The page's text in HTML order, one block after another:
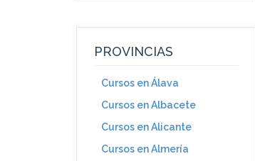
PROVINCIAS
Cursos en Álava
Cursos en Albacete
Cursos en Alicante
Cursos en Almería